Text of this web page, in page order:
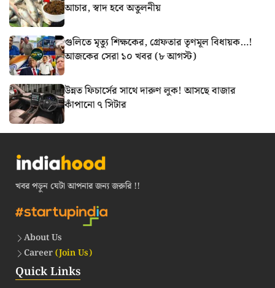
আচার, স্বাদ হবে অতুলনীয়
গুলিতে মৃত্যু শিক্ষকের, গ্রেফতার তৃণমূল বিধায়ক…!
আজকের সেরা ১০ খবর (৮ আগস্ট)
উন্নত ফিচার্সের সাথে দারুণ লুক! আসছে বাজার
কাঁপানো ৭ সিটার
খবর পড়ুন যেটা আপনার জন্য জরুরি !!
About Us
Career(Join Us)
Quick Links